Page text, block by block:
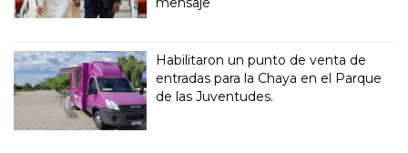
Habilitaron un punto de venta de
entradas para la Chaya en el Parque
de las Juventudes.